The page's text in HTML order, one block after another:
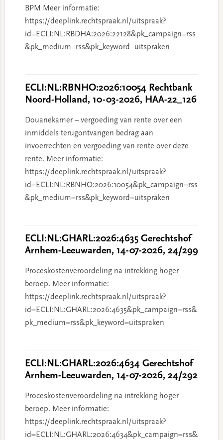
BPM Meer informatie:
https://deeplink.rechtspraak.nl/uitspraak?
id=ECLI:NL:RBDHA:2026:22128&pk_campaign=rss
&pk_medium=rss&pk_keyword=uitspraken
ECLI:NL:RBNHO:2026:10054 Rechtbank
Noord-Holland, 10-03-2026, HAA-22_126
Douanekamer – vergoeding van rente over een
inmiddels terugontvangen bedrag aan
invoerrechten en vergoeding van rente over deze
rente. Meer informatie:
https://deeplink.rechtspraak.nl/uitspraak?
id=ECLI:NL:RBNHO:2026:10054&pk_campaign=rss
&pk_medium=rss&pk_keyword=uitspraken
ECLI:NL:GHARL:2026:4635 Gerechtshof
Arnhem-Leeuwarden, 14-07-2026, 24/299
Proceskostenveroordeling na intrekking hoger
beroep. Meer informatie:
https://deeplink.rechtspraak.nl/uitspraak?
id=ECLI:NL:GHARL:2026:4635&pk_campaign=rss&
pk_medium=rss&pk_keyword=uitspraken
ECLI:NL:GHARL:2026:4634 Gerechtshof
Arnhem-Leeuwarden, 14-07-2026, 24/292
Proceskostenveroordeling na intrekking hoger
beroep. Meer informatie:
https://deeplink.rechtspraak.nl/uitspraak?
id=ECLI:NL:GHARL:2026:4634&pk_campaign=rss&